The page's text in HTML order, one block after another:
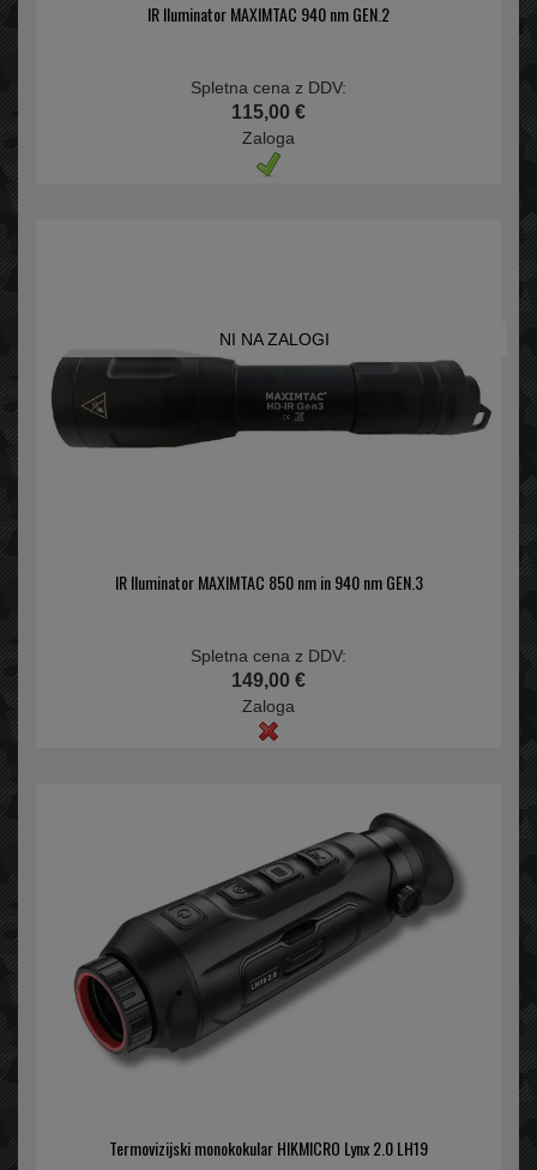
IR Iluminator MAXIMTAC 940 nm GEN.2
Spletna cena z DDV:
115,00 €
Zaloga
NI NA ZALOGI
IR Iluminator MAXIMTAC 850 nm in 940 nm GEN.3
Spletna cena z DDV:
149,00 €
Zaloga
Termovizijski monokokular HIKMICRO Lynx 2.0 LH19